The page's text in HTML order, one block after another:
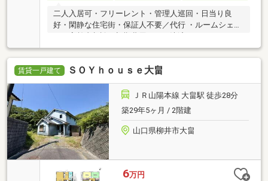
二人入居可・フリーレント・管理人巡回・日当り良
好・閑静な住宅街・保証人不要／代行 ・ルームシェア
賃貸一戸建て ＳＯＹｈｏｕｓｅ大畠
ＪＲ山陽本線 大畠駅 徒歩28分
築29年5ヶ月 / 2階建
山口県柳井市大畠
6万円